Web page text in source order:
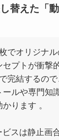
替えた「
でオリジナル
セプトが衝撃
完結するの
ールや専門知
ります 。
ビスは静止画